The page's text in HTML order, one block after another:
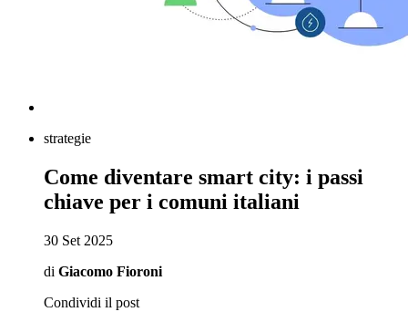
strategie
Come diventare smart city: i passi
chiave per i comuni italiani
30 Set 2025
di Giacomo Fioroni
Condividi il post